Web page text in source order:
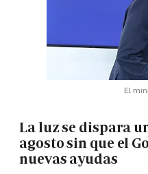
El
La luz se dispara
agosto sin que el
nuevas ayudas